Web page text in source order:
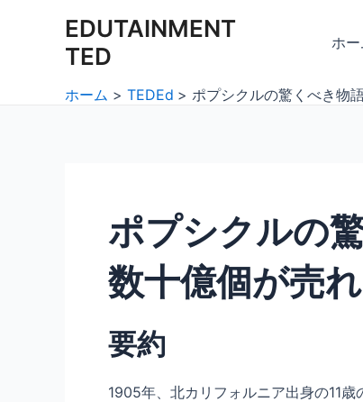
EDUTAINMENT
TED
ホー
ホーム TEDEd ポプシクルの驚くべき物
ポプシクルの
数十億個が売
要約
1905年、北カリフォルニア出身の11
navigation